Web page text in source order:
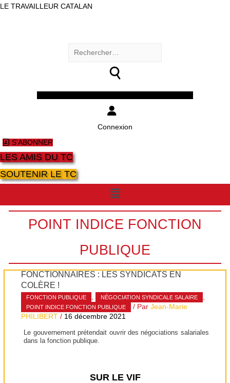
LE TRAVAILLEUR CATALAN
Rechercher :
Connexion
S'ABONNER
LES AMIS DU TC
SOUTENIR LE TC
Menu
POINT INDICE FONCTION
PUBLIQUE
FONCTIONNAIRES : LES SYNDICATS EN
COLÈRE !
FONCTION PUBLIQUE , NÉGOCIATION SYNDICALE SALAIRE ,
POINT INDICE FONCTION PUBLIQUE / ParJean-Marie
PHILIBERT / 16 décembre 2021
Le gouvernement prétendait ouvrir des négociations salariales
dans la fonction publique.
SUR LE VIF